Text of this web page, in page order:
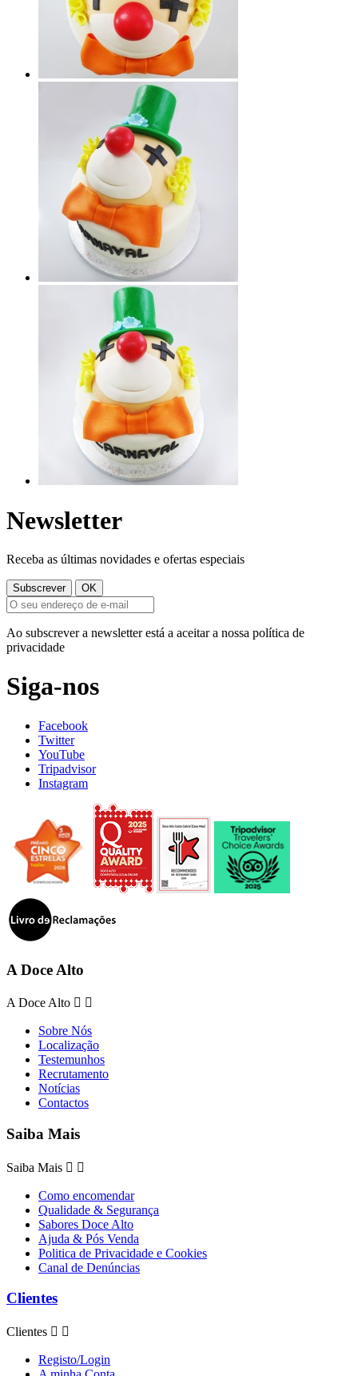
Newsletter
Receba as últimas novidades e ofertas especiais
Ao subscrever a newsletter está a aceitar a nossa política de
privacidade
Siga-nos
Facebook
Twitter
YouTube
Tripadvisor
Instagram
A Doce Alto
A Doce Alto  
Sobre Nós
Localização
Testemunhos
Recrutamento
Notícias
Contactos
Saiba Mais
Saiba Mais  
Como encomendar
Qualidade & Segurança
Sabores Doce Alto
Ajuda & Pós Venda
Politica de Privacidade e Cookies
Canal de Denúncias
Clientes
Clientes  
Registo/Login